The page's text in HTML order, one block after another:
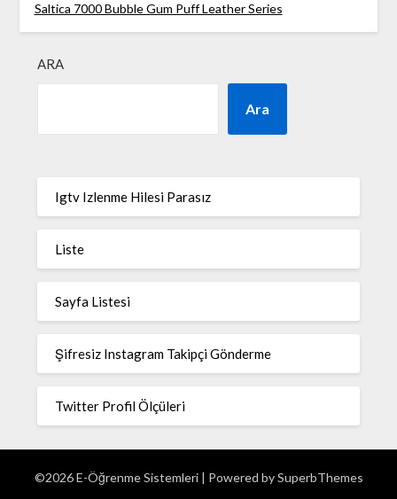
Saltica 7000 Bubble Gum Puff Leather Series
ARA
Ara
Igtv Izlenme Hilesi Parasız
Liste
Sayfa Listesi
Şifresiz Instagram Takipçi Gönderme
Twitter Profil Ölçüleri
©2026 E-Öğrenme Sistemleri | Powered bySuperbThemes